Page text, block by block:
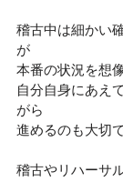
稽古中は細かい
が
本番の状況を想
自分自身にあえ
がら
進めるのも大切
稽古やリハーサ